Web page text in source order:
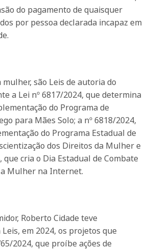
do pagamento de quaisquer
por pessoa declarada incapaz em
são Leis de autoria do
a Lei nº 6817/2024, que determina
do Programa de
para Mães Solo; a nº 6818/2024,
do Programa Estadual de
dos Direitos da Mulher e
que cria o Dia Estadual de Combate
Mulher na Internet.
Roberto Cidade teve
em 2024, os projetos que
2024, que proíbe ações de